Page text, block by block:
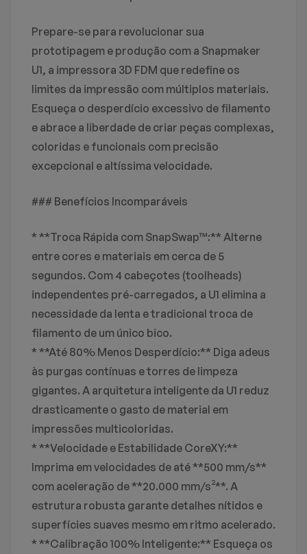
Prepare-se para revolucionar sua
prototipagem e produção com a Snapmaker
U1, a impressora 3D FDM que redefine os
limites da impressão com múltiplos materiais.
Esqueça o desperdício excessivo de filamento
e abrace a liberdade de criar peças complexas,
coloridas e funcionais com precisão
excepcional e altíssima velocidade.
### Benefícios Incomparáveis
* **Troca Rápida com SnapSwap™:** Alterne
entre cores e materiais em cerca de 5
segundos. Com 4 cabeçotes (toolheads)
independentes pré-carregados, a U1 elimina a
necessidade da lenta e tradicional troca de
filamento de um único bico.
* **Até 80% Menos Desperdício:** Diga adeus
às purgas contínuas e torres de limpeza
gigantes. A arquitetura inteligente da U1 reduz
drasticamente o gasto de material em
impressões multicoloridas.
* **Velocidade e Estabilidade CoreXY:**
Imprima em velocidades de até **500 mm/s**
com aceleração de **20.000 mm/s²**. A
estrutura robusta garante detalhes nítidos e
superfícies suaves mesmo em ritmo acelerado.
* **Calibração 100% Inteligente:** Esqueça os
ESCREVA UM COMENTÁRIO
Não há comentários ainda.
Não há nenhuma pergunta encontrado.